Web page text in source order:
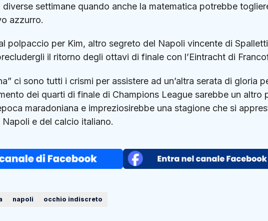
settimane quando anche la matematica potrebbe
azzurro.
polpaccio per Kim, altro segreto del Napoli vincente di
il ritorno degli ottavi di finale con l’Eintracht di
ci sono tutti i crismi per assistere ad un’altra serata di gloria
dei quarti di finale di Champions League sarebbe un altro
maradoniana e impreziosirebbe una stagione che si
e del calcio italiano.
napoli occhio indiscreto